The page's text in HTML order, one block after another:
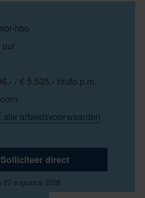
hbo
uur
/ € 5.535,- bruto p.m.
alle arbeidsvoorwaarden
Solliciteer direct
27 augustus 2026